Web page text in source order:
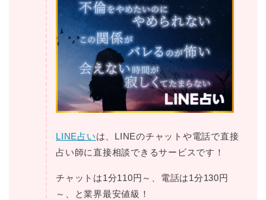
LINE占いは、LINEのチャットや電話で直接
占い師に直接相談できるサービスです！
チャットは1分110円～、電話は1分130円
～、と業界最安値級！